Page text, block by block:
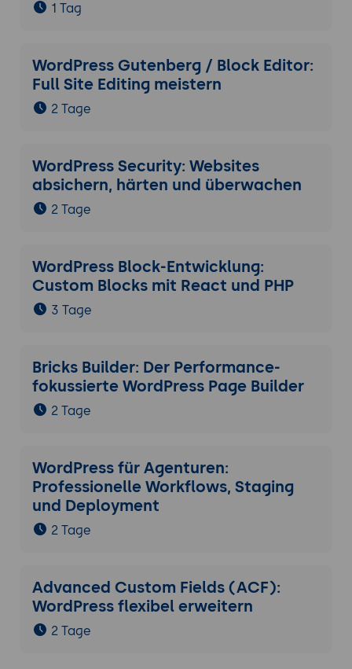
1 Tag
WordPress Gutenberg / Block Editor:
Full Site Editing meistern
2 Tage
WordPress Security: Websites
absichern, härten und überwachen
2 Tage
WordPress Block-Entwicklung:
Custom Blocks mit React und PHP
3 Tage
Bricks Builder: Der Performance-
fokussierte WordPress Page Builder
2 Tage
WordPress für Agenturen:
Professionelle Workflows, Staging
und Deployment
2 Tage
Advanced Custom Fields (ACF):
WordPress flexibel erweitern
2 Tage